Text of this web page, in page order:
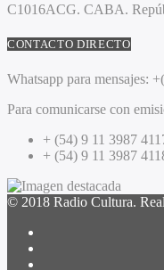
C1016ACG. CABA.
CONTACTO DIRECTO
Whatsapp para mensajes:
Para comunicarse con
+ (54) 9 11 3987
+ (54) 9 11 3987
© 2018 Radio Cultura.